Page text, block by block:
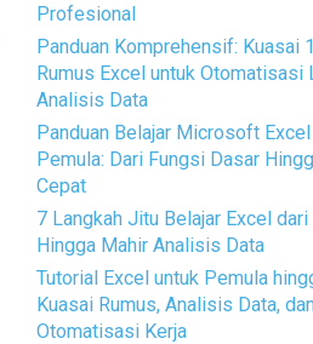
Profesional
Panduan Komprehensif: Kuasai
Rumus Excel untuk Otomatisasi
Analisis Data
Panduan Belajar Microsoft
Pemula: Dari Fungsi Dasar
Cepat
7 Langkah Jitu Belajar Excel
Hingga Mahir Analisis Data
Tutorial Excel untuk Pemula
Kuasai Rumus, Analisis Data, dan
Otomatisasi Kerja